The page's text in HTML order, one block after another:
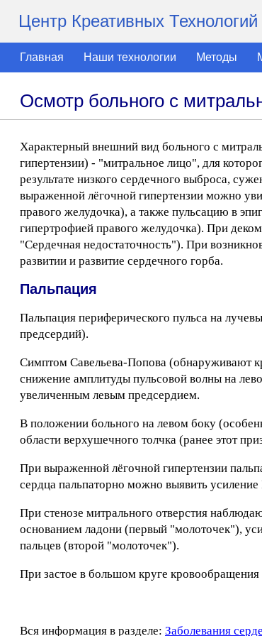
Центр Креативных Технологий
Главная Наши технологии Методы
Осмотр больного с
Характерный внешний вид больного с
гипертензии) - "митральное лицо", для
результате низкого сердечного выброса,
выраженной лёгочной гипертензии можно
правого желудочка), а также пульсацию в
гипертрофией правого желудочка). При
"Сердечная недостаточность"). При
развитии и развитие сердечного горба.
Пальпация
Пальпация периферического пульса на
предсердий).
Симптом Савельева-Попова (обнаруживают
снижение амплитуды пульсовой волны на
увеличенным левым предсердием.
В положении больного на левом боку
области верхушечного толчка (ранее этот
При выраженной лёгочной гипертензии
сердца пальпаторно можно выявить
При стенозе митрального отверстия
основанием ладони (первый "молоточек"),
пальцев (второй "молоточек").
При застое в большом круге кровообращения
Вся информация в разделе: Заболевания